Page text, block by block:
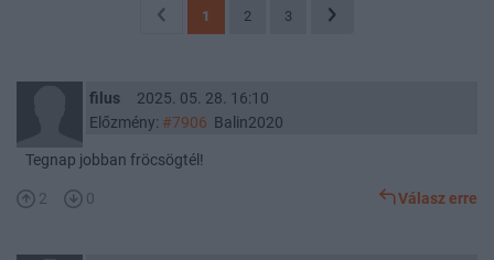
1 2 3
filus
2025. 05. 28. 16:10
Előzmény: #7906 Balin2020
Tegnap jobban fröcsögtél!
2 0 Válasz erre